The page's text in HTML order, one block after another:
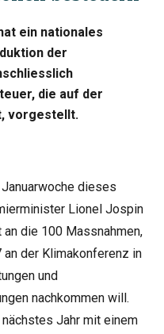
ein nationales
der
die auf der
vorgestellt.
dieses
Lionel Jospin
die 100 Massnahmen,
der Klimakonferenz in
und
nachkommen will.
Jahr mit einem